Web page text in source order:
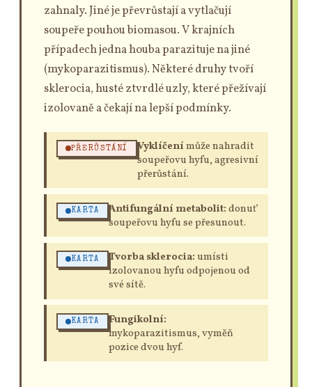
zahnaly. Jiné je převrůstají a vytlačují
soupeře pouhou biomasou. V krajních
případech jedna houba parazituje na jiné
(mykoparazitismus). Některé druhy tvoří
sklerocia, husté ztvrdlé uzly, které přežívají
izolovaně a čekají na lepší podmínky.
PŘERŮSTÁNÍ Vyklíčení může nahradit
soupeřovu hyfu, agresivní
přerůstání.
KARTA Antifungální metabolit: donuť
soupeřovu hyfu se přesunout.
KARTA Tvorba sklerocia: umísti
izolovanou hyfu odpojenou od
své sítě.
KARTA
Fungikolní:
mykoparazitismus, vyměň
pozice dvou hyf.